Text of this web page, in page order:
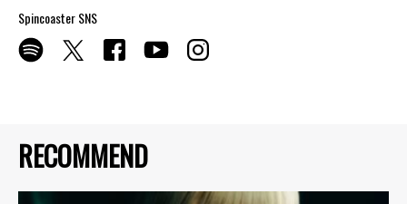
RECOMMEND
Spincoaster SNS